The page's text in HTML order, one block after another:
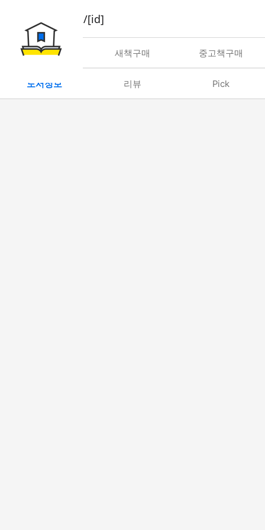
book/rent/[id]
대여 새책구매 중고책구매
도서정보 리뷰 Pick